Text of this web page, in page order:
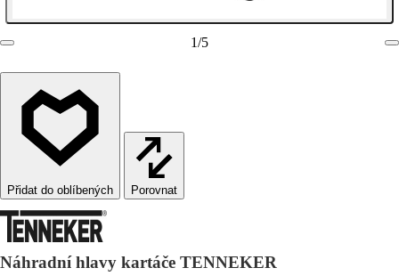
1/5
Porovnat
Náhradní hlavy kartáče TENNEKER